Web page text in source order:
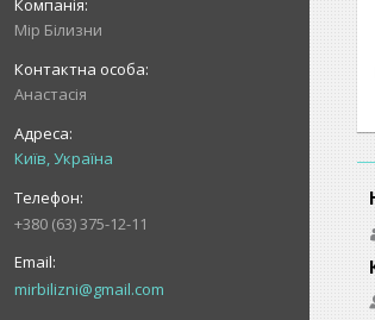
Мір Білизни
Анастасія
Київ, Україна
+380 (63) 375-12-11
mirbilizni@gmail.com